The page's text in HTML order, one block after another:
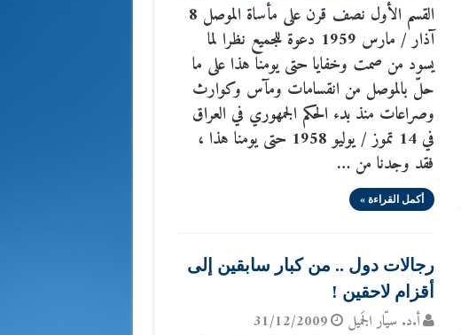
القسم الأول نصف قرن على مأساة الموصل 8
آذار / مارس 1959 دعوة للجميع نظرا لما
يسود من صمت وخفايا حتى يومنا هذا على ما
حلّ بالموصل من انقسامات ومآس وكوارث
وصراعات منذ بدء الحكم الجمهوري في العراق
في 14 تموز / يوليو 1958 حتى يومنا هذا ،
فقد وجدنا من …
أكمل القراءة »
رجالات دول .. من كبار سابقين إلى
أقزام لاحقين !
أ.د. سيّار الجَميل 31/12/2009